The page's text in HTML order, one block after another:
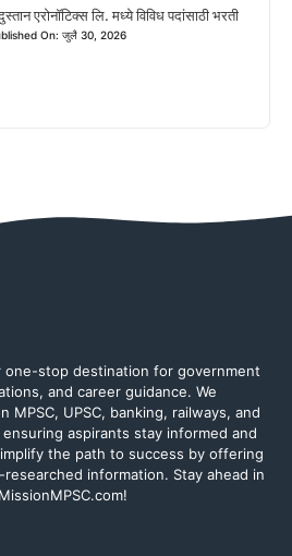
एरोनॉटिक्स लि. मध्ये विविध पदांसाठी भरती
On: जुलै 30, 2026
one-stop destination for government
and career guidance. We
UPSC, banking, railways, and
aspirants stay informed and
the path to success by offering
information. Stay ahead in